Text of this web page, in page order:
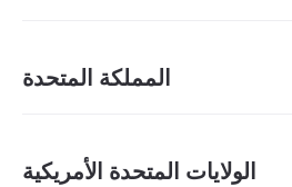
المملكة المتحدة
الولايات المتحدة الأمريكية